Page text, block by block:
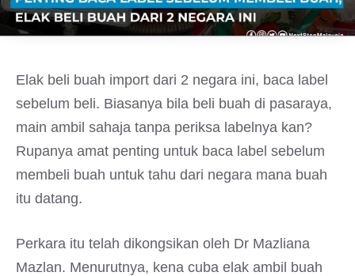
Elak beli buah import dari 2 negara ini, baca label
sebelum beli. Biasanya bila beli buah di pasaraya,
main ambil sahaja tanpa periksa labelnya kan?
Rupanya amat penting untuk baca label sebelum
membeli buah untuk tahu dari negara mana buah
itu datang.
Perkara itu telah dikongsikan oleh Dr Mazliana
Mazlan. Menurutnya, kena cuba elak ambil buah